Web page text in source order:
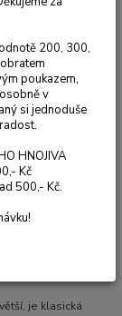
v 3-
je klasická
200, 300,
poukazem,
v
si jednoduše
HNOJIVA
Kč
500,- Kč.